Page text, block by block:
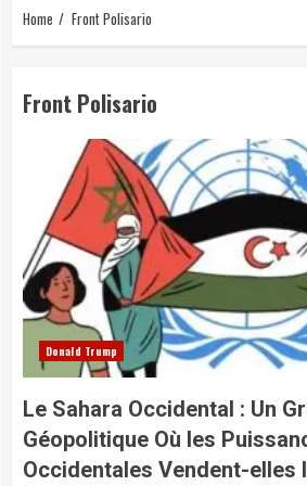
Home Front Polisario
Front Polisario
Donald Trump
Le Sahara Occidental : Un
Géopolitique Où les
Occidentales Vendent-elles